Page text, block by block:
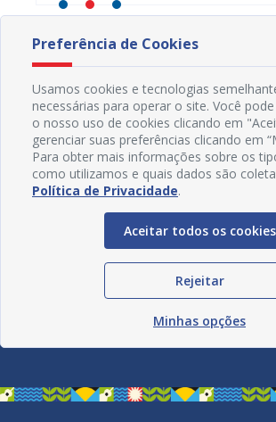
Redes Sociais
Preferência de Cookies
Usamos cookies e tecnologias
necessárias para operar o site. Você
o nosso uso de cookies clicando em
gerenciar suas preferências clicando em
Para obter mais informações sobre os
como utilizamos e quais dados são
Política de Privacidade.
Aceitar todos os cookies
Rejeitar
Minhas opções